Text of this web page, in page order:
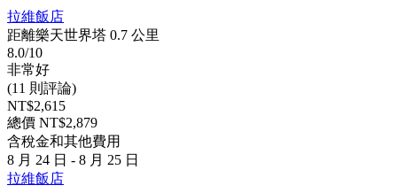
拉維飯店
距離樂天世界塔 0.7 公里
8.0/10
非常好
(11 則評論)
NT$2,615
總價 NT$2,879
含稅金和其他費用
8 月 24 日 - 8 月 25 日
拉維飯店